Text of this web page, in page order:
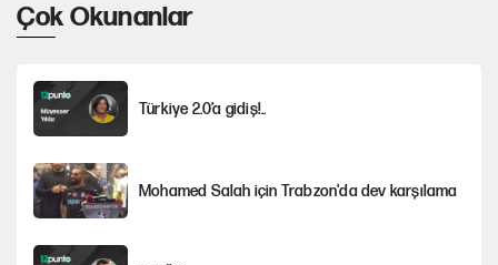
Çok Okunanlar
Türkiye 2.0’a gidiş!..
Mohamed Salah için Trabzon'da dev karşılama